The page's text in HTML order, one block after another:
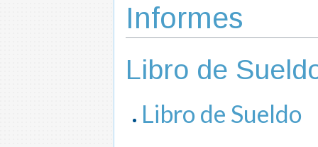
Informes
Libro de
Libro de Sueldo